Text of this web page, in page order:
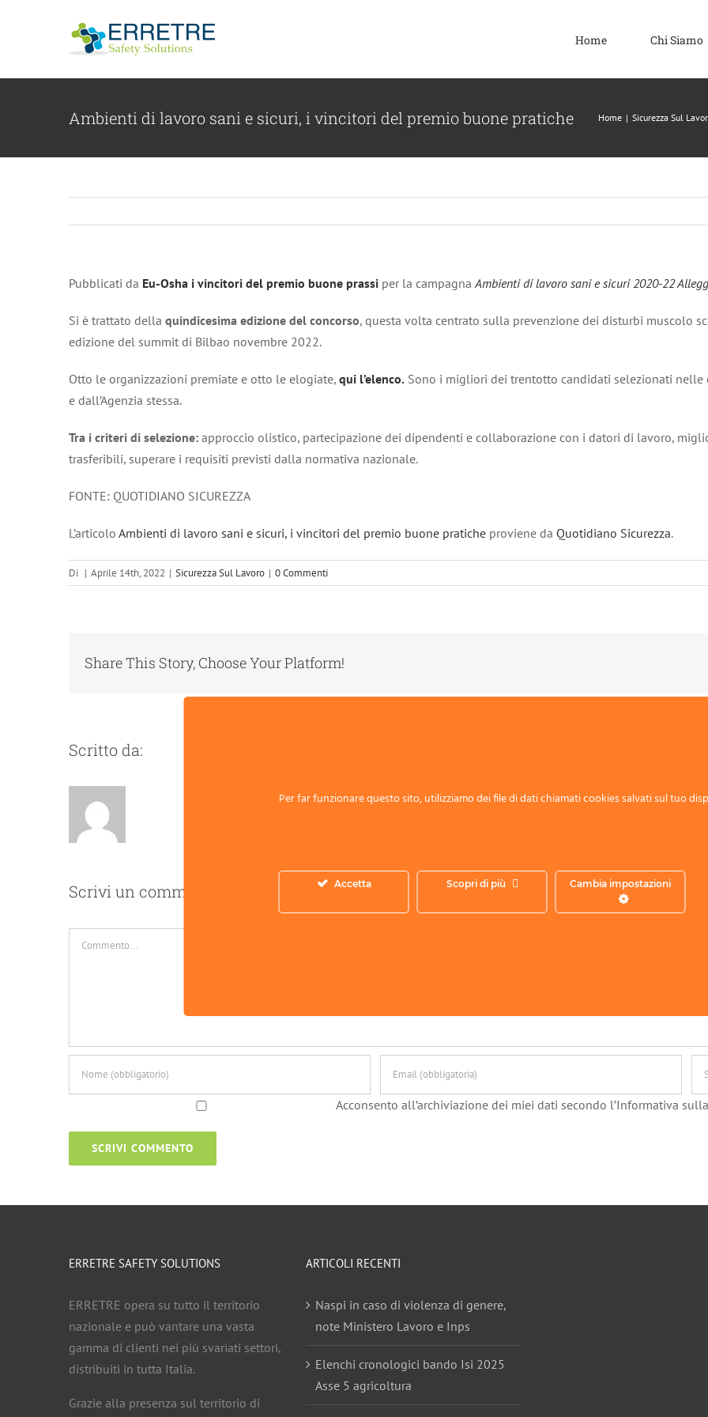
Home Chi Siamo
Ambienti di lavoro sani e sicuri, i vincitori del premio buone pratiche Home | Sicurezza Sul
Pubblicati da Eu-Osha i vincitori del premio buone prassi per la campagnaAmbienti di lavoro sani e sicuri 2020-22
Si è trattato della quindicesima edizione del concorso, questa volta centrato sulla prevenzione dei disturbi muscolo
edizione del summit di Bilbao novembre 2022.
Otto le organizzazioni premiate e otto le elogiate, qui l’elenco. Sono i migliori dei trentotto candidati selezionati
e dall’Agenzia stessa.
Tra i criteri di selezione: approccio olistico, partecipazione dei dipendenti e collaborazione con i datori di lavoro,
trasferibili, superare i requisiti previsti dalla normativa nazionale.
FONTE: QUOTIDIANO SICUREZZA
L’articolo Ambienti di lavoro sani e sicuri, i vincitori del premio buone pratiche proviene da Quotidiano Sicurezza.
Di | Aprile 14th, 2022 | Sicurezza Sul Lavoro | 0 Commenti
Share This Story, Choose Your Platform!
Scritto da:
Scrivi un commento
Acconsento all’archiviazione dei miei dati secondo l’Informativa
ERRETRE SAFETY SOLUTIONS
ERRETRE opera su tutto il territorio
nazionale e può vantare una vasta
gamma di clienti nei più svariati settori,
distribuiti in tutta Italia.
Grazie alla presenza sul territorio di
ARTICOLI RECENTI
Naspi in caso di violenza di genere,
note Ministero Lavoro e Inps
Elenchi cronologici bando Isi 2025
Asse 5 agricoltura
Per far funzionare questo sito, utilizziamo dei file di dati chiamati cookies salvati sul tuo
Accetta Scopri di più Cambia impostazioni